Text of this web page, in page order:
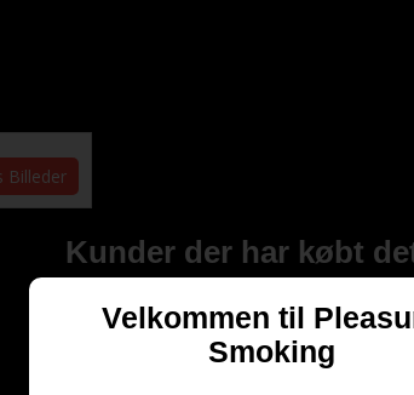
Billeder
Kunder der har købt
Smoking -
Velkommen til
Smoking